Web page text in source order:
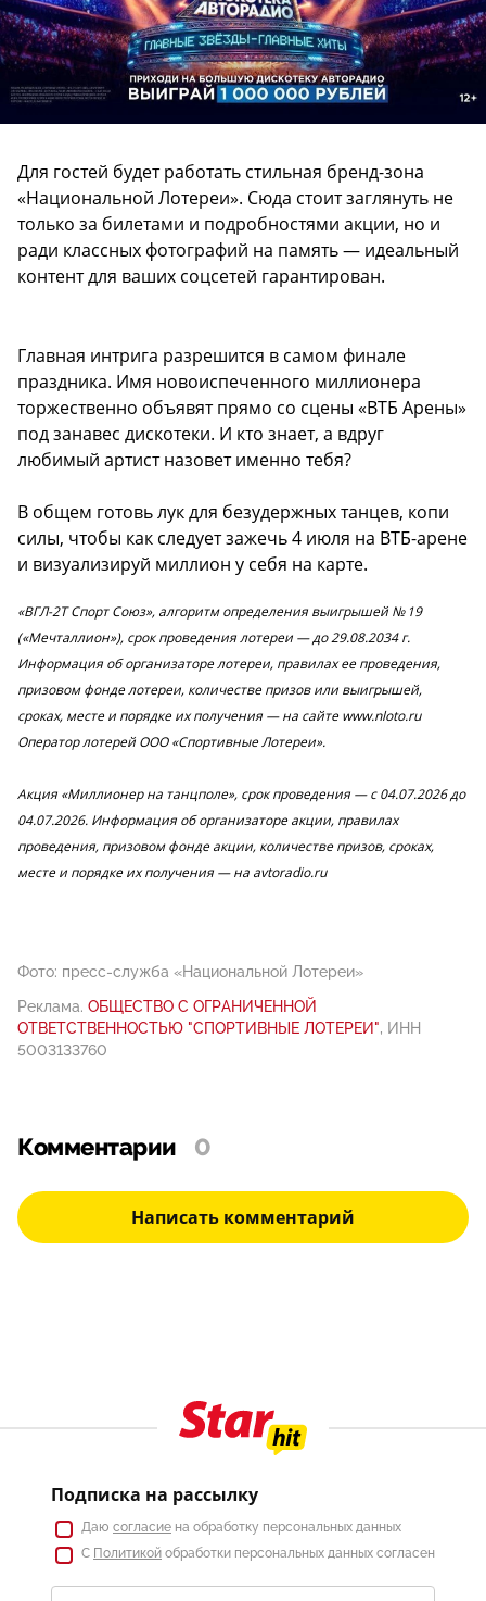
Для гостей будет работать стильная бренд-зона
«Национальной Лотереи». Сюда стоит заглянуть не
только за билетами и подробностями акции, но и
ради классных фотографий на память — идеальный
контент для ваших соцсетей гарантирован.
Главная интрига разрешится в самом финале
праздника. Имя новоиспеченного миллионера
торжественно объявят прямо со сцены «ВТБ Арены»
под занавес дискотеки. И кто знает, а вдруг
любимый артист назовет именно тебя?
В общем готовь лук для безудержных танцев, копи
силы, чтобы как следует зажечь 4 июля на ВТБ-арене
и визуализируй миллион у себя на карте.
«ВГЛ-2Т Спорт Союз», алгоритм определения выигрышей № 19
(«Мечталлион»), срок проведения лотереи — до 29.08.2034 г.
Информация об организаторе лотереи, правилах ее проведения,
призовом фонде лотереи, количестве призов или выигрышей,
сроках, месте и порядке их получения — на сайте www.nloto.ru
Оператор лотерей ООО «Спортивные Лотереи».
Акция «Миллионер на танцполе», срок проведения — с 04.07.2026 до
04.07.2026. Информация об организаторе акции, правилах
проведения, призовом фонде акции, количестве призов, сроках,
месте и порядке их получения — на avtoradio.ru
Фото: пресс-служба «Национальной Лотереи»
Реклама. ОБЩЕСТВО С ОГРАНИЧЕННОЙ
ОТВЕТСТВЕННОСТЬЮ "СПОРТИВНЫЕ ЛОТЕРЕИ", ИНН
5003133760
Комментарии 0
Написать комментарий
Подписка на рассылку
Даю согласие на обработку персональных данных
С Политикой обработки персональных данных согласен